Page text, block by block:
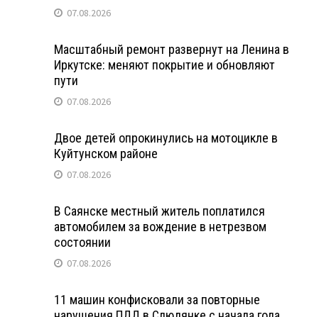
07.08.2026
Масштабный ремонт развернут на Ленина в
Иркутске: меняют покрытие и обновляют
пути
07.08.2026
Двое детей опрокинулись на мотоцикле в
Куйтунском районе
07.08.2026
В Саянске местный житель поплатился
автомобилем за вождение в нетрезвом
состоянии
07.08.2026
11 машин конфисковали за повторные